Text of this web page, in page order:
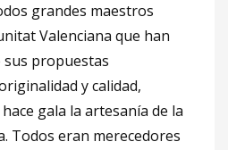
grandes maestros
Valenciana que han
sus propuestas
y calidad,
gala la artesanía de la
Todos eran merecedores